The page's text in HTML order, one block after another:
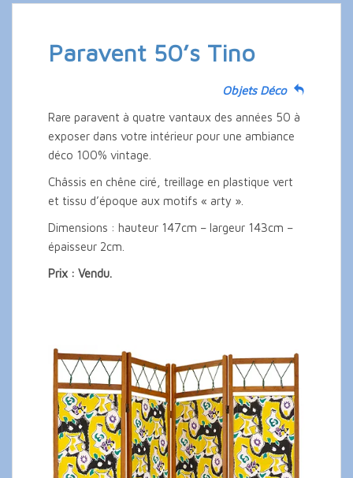
Paravent 50’s Tino
Objets Déco
Rare paravent à quatre vantaux des années 50 à
exposer dans votre intérieur pour une ambiance
déco 100% vintage.
Châssis en chêne ciré, treillage en plastique vert
et tissu d’époque aux motifs « arty ».
Dimensions : hauteur 147cm – largeur 143cm –
épaisseur 2cm.
Prix : Vendu.